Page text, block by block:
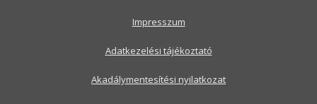
Impresszum
Adatkezelési tájékoztató
Akadálymentesítési nyilatkozat